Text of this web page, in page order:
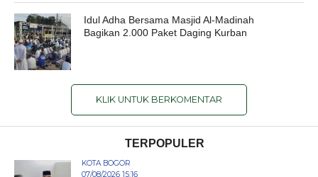
Idul Adha Bersama Masjid Al-Madinah
Bagikan 2.000 Paket Daging Kurban
KLIK UNTUK BERKOMENTAR
TERPOPULER
KOTA BOGOR
07/08/2026 15:16